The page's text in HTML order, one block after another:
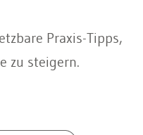
Praxis-Tipps,
zu steigern.